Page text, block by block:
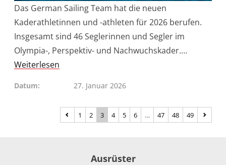
Das German Sailing Team hat die neuen
Kaderathletinnen und -athleten für 2026 berufen.
Insgesamt sind 46 Seglerinnen und Segler im
Olympia-, Perspektiv- und Nachwuchskader.…
Weiterlesen
Datum 27. Januar 2026
1 2 3 4 5 6 … 47 48 49
Ausrüster